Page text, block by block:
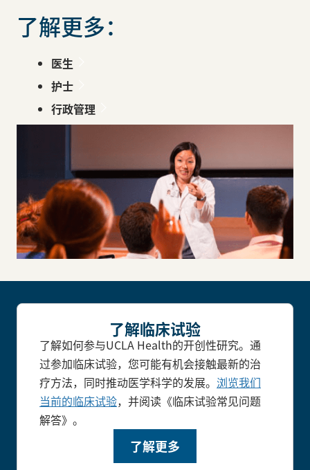
了解更多：
医生
护士
行政管理
了解临床试验
了解如何参与UCLA Health的开创性研究。通
过参加临床试验，您可能有机会接触最新的治
疗方法，同时推动医学科学的发展。 浏览我们
当前的临床试验，并阅读《临床试验常见问题
解答》。
了解更多